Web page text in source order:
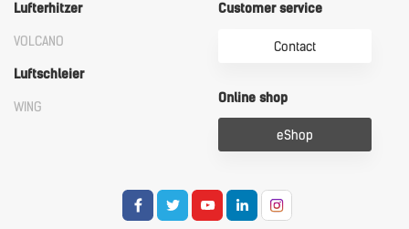
Lufterhitzer
VOLCANO
Luftschleier
WING
Customer service
Contact
Online shop
eShop